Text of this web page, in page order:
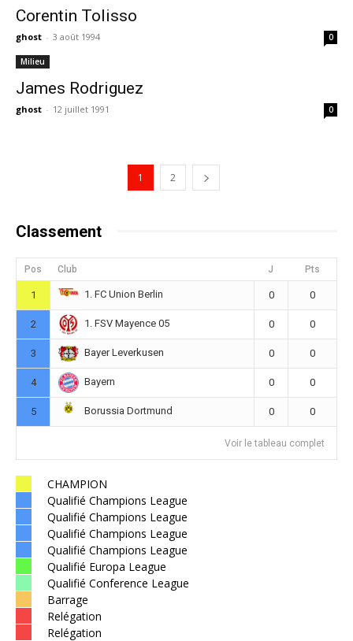
Corentin Tolisso
ghost - 3 août 1994 0
Milieu
James Rodriguez
ghost - 12 juillet 1991 0
1 2
Classement
Pos Club J Pts
1 1. FC Union Berlin 0 0
2 1. FSV Mayence 05 0 0
3 Bayer Leverkusen 0 0
4 Bayern 0 0
5 Borussia Dortmund 0 0
Voir le tableau complet
CHAMPION
Qualifié Champions League
Qualifié Champions League
Qualifié Champions League
Qualifié Champions League
Qualifié Europa League
Qualifié Conference League
Barrage
Relégation
Relégation